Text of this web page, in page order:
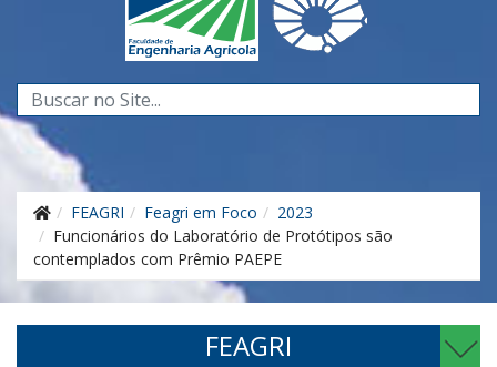
Search
...
FEAGRI Feagri em Foco
2023
Funcionários do Laboratório de Protótipos são
contemplados com Prêmio PAEPE
FEAGRI